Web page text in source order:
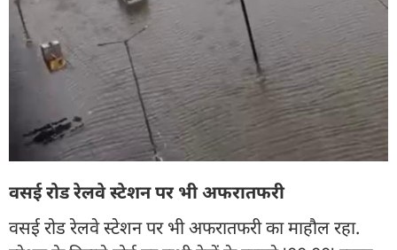
वसई रोड रेलवे स्टेशन पर भी अफरातफरी
वसई रोड रेलवे स्टेशन पर भी अफरातफरी का माहौल रहा.